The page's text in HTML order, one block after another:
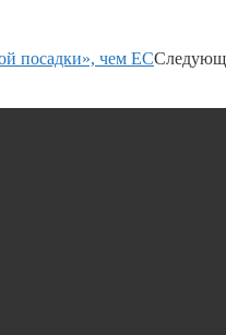
посадки», чем ЕС